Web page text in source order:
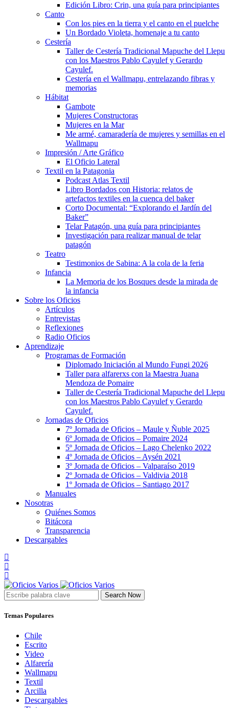
Edición Libro: Crin, una guía para principiantes
Canto
Con los pies en la tierra y el canto en el puelche
Un Bordado Violeta, homenaje a tu canto
Cestería
Taller de Cestería Tradicional Mapuche del Llepu
con los Maestros Pablo Cayulef y Gerardo
Cayulef.
Cestería en el Wallmapu, entrelazando fibras y
memorias
Hábitat
Gambote
Mujeres Constructoras
Mujeres en la Mar
Me armé, camaradería de mujeres y semillas en el
Wallmapu
Impresión / Arte Gráfico
El Oficio Lateral
Textil en la Patagonia
Podcast Atlas Textil
Libro Bordados con Historia: relatos de
artefactos textiles en la cuenca del baker
Corto Documental: “Explorando el Jardín del
Baker”
Telar Patagón, una guía para principiantes
Investigación para realizar manual de telar
patagón
Teatro
Testimonios de Sabina: A la cola de la feria
Infancia
La Memoria de los Bosques desde la mirada de
la infancia
Sobre los Oficios
Artículos
Entrevistas
Reflexiones
Radio Oficios
Aprendizaje
Programas de Formación
Diplomado Iniciación al Mundo Fungi 2026
Taller para alfarerxs con la Maestra Juana
Mendoza de Pomaire
Taller de Cestería Tradicional Mapuche del Llepu
con los Maestros Pablo Cayulef y Gerardo
Cayulef.
Jornadas de Oficios
7º Jornada de Oficios – Maule y Ñuble 2025
6º Jornada de Oficios – Pomaire 2024
5º Jornada de Oficios – Lago Chelenko 2022
4º Jornada de Oficios – Aysén 2021
3º Jornada de Oficios – Valparaíso 2019
2º Jornada de Oficios – Valdivia 2018
1º Jornada de Oficios – Santiago 2017
Manuales
Nosotras
Quiénes Somos
Bitácora
Transparencia
Descargables
Search Now
Temas Populares
Chile
Escrito
Video
Alfarería
Wallmapu
Textil
Arcilla
Descargables